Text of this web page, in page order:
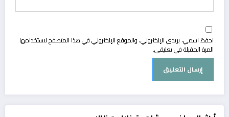
احفظ اسمي، بريدي الإلكتروني، والموقع الإلكتروني في هذا المتصفح لاستخدامها
المرة المقبلة في تعليقي.